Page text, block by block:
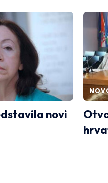
novi